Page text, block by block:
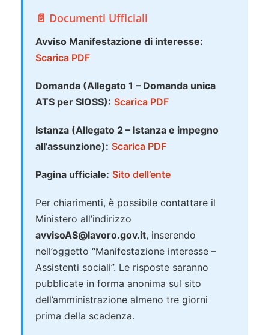
📄 Documenti Ufficiali
Avviso Manifestazione di interesse:
Scarica PDF
Domanda (Allegato 1 – Domanda unica
ATS per SIOSS): Scarica PDF
Istanza (Allegato 2 – Istanza e impegno
all’assunzione): Scarica PDF
Pagina ufficiale: Sito dell’ente
Per chiarimenti, è possibile contattare il
Ministero all’indirizzo
avvisoAS@lavoro.gov.it, inserendo
nell’oggetto “Manifestazione interesse –
Assistenti sociali”. Le risposte saranno
pubblicate in forma anonima sul sito
dell’amministrazione almeno tre giorni
prima della scadenza.